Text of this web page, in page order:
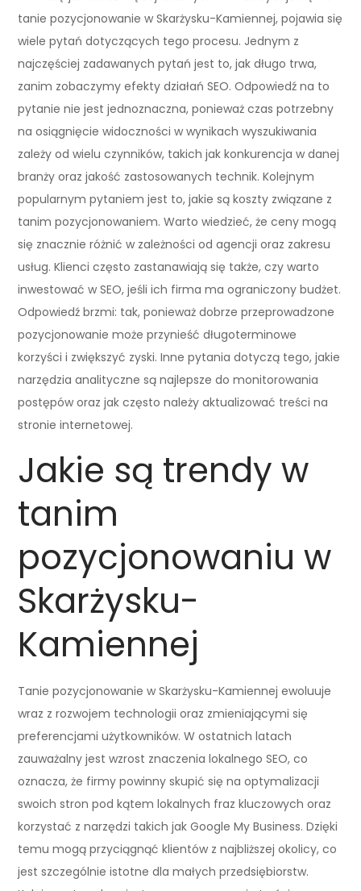
tanie pozycjonowanie w Skarżysku-Kamiennej, pojawia się
wiele pytań dotyczących tego procesu. Jednym z
najczęściej zadawanych pytań jest to, jak długo trwa,
zanim zobaczymy efekty działań SEO. Odpowiedź na to
pytanie nie jest jednoznaczna, ponieważ czas potrzebny
na osiągnięcie widoczności w wynikach wyszukiwania
zależy od wielu czynników, takich jak konkurencja w danej
branży oraz jakość zastosowanych technik. Kolejnym
popularnym pytaniem jest to, jakie są koszty związane z
tanim pozycjonowaniem. Warto wiedzieć, że ceny mogą
się znacznie różnić w zależności od agencji oraz zakresu
usług. Klienci często zastanawiają się także, czy warto
inwestować w SEO, jeśli ich firma ma ograniczony budżet.
Odpowiedź brzmi: tak, ponieważ dobrze przeprowadzone
pozycjonowanie może przynieść długoterminowe
korzyści i zwiększyć zyski. Inne pytania dotyczą tego, jakie
narzędzia analityczne są najlepsze do monitorowania
postępów oraz jak często należy aktualizować treści na
stronie internetowej.
Jakie są trendy w
tanim
pozycjonowaniu w
Skarżysku-
Kamiennej
Tanie pozycjonowanie w Skarżysku-Kamiennej ewoluuje
wraz z rozwojem technologii oraz zmieniającymi się
preferencjami użytkowników. W ostatnich latach
zauważalny jest wzrost znaczenia lokalnego SEO, co
oznacza, że firmy powinny skupić się na optymalizacji
swoich stron pod kątem lokalnych fraz kluczowych oraz
korzystać z narzędzi takich jak Google My Business. Dzięki
temu mogą przyciągnąć klientów z najbliższej okolicy, co
jest szczególnie istotne dla małych przedsiębiorstw.